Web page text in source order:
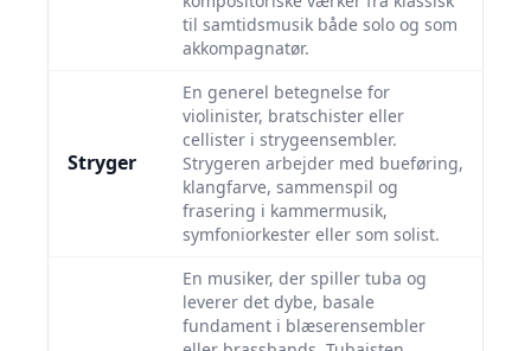
til samtidsmusik både solo og som
akkompagnatør.
Stryger
En generel betegnelse for
violinister, bratschister eller
cellister i strygeensembler.
Strygeren arbejder med bueføring,
klangfarve, sammenspil og
frasering i kammermusik,
symfoniorkester eller som solist.
En musiker, der spiller tuba og
leverer det dybe, basale
fundament i blæserensembler